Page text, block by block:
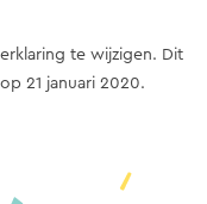
te wijzigen. Dit
21 januari 2020.